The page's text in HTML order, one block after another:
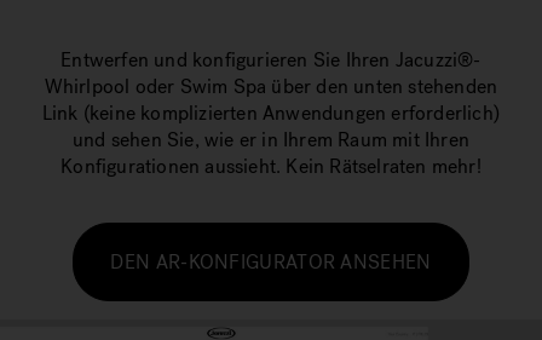
Entwerfen und konfigurieren Sie Ihren Jacuzzi®-
Whirlpool oder Swim Spa über den unten stehenden
Link (keine komplizierten Anwendungen erforderlich)
und sehen Sie, wie er in Ihrem Raum mit Ihren
Konfigurationen aussieht. Kein Rätselraten mehr!
DEN AR-KONFIGURATOR ANSEHEN